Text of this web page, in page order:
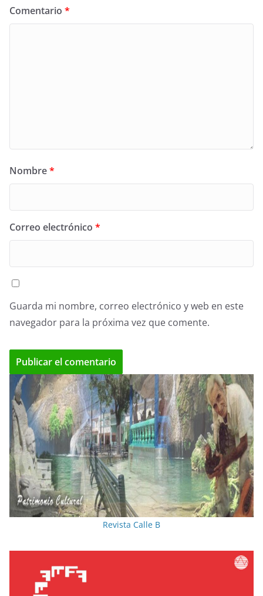
Comentario *
Nombre*
Correo electrónico *
Guarda mi nombre, correo electrónico y web en este
navegador para la próxima vez que comente.
Revista Calle B